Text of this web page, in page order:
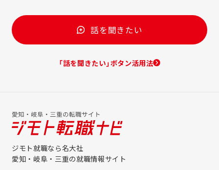
話を聞きたい
「話を聞きたい」ボタン活用法
ジモト就職なら名大社
愛知・岐阜・三重の就職情報サイト